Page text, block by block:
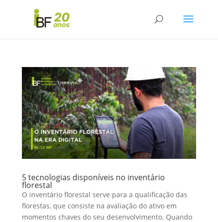
5 tecnologias disponíveis no inventário
florestal
O inventário florestal serve para a qualificação das
florestas, que consiste na avaliação do ativo em
momentos chaves do seu desenvolvimento. Quando